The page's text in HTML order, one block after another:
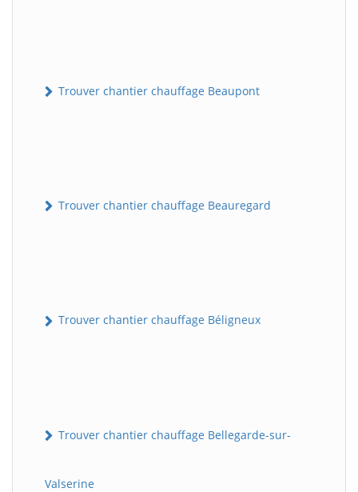
Trouver chantier chauffage Beaupont
Trouver chantier chauffage Beauregard
Trouver chantier chauffage Béligneux
Trouver chantier chauffage Bellegarde-sur-
Valserine